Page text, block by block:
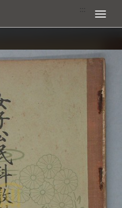
展開選單